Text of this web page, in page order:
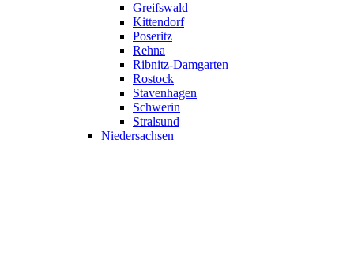
Greifswald
Kittendorf
Poseritz
Rehna
Ribnitz-Damgarten
Rostock
Stavenhagen
Schwerin
Stralsund
Niedersachsen